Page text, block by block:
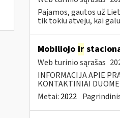
Pajamos, gautos už
tik tokiu atveju, kai
Mobiliojo ir
Web turinio sąrašas
INFORMACIJA APIE
KONTAKTINIAI
Metai: 2022